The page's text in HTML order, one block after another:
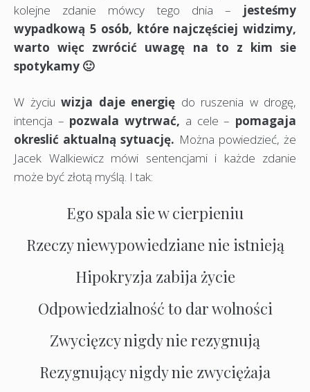
kolejne zdanie mówcy tego dnia – jesteśmy
wypadkową 5 osób, które najczęściej widzimy,
warto więc zwrócić uwagę na to z kim sie
spotykamy 🙂
W życiu wizja daje energię do ruszenia w drogę,
intencja – pozwala wytrwać, a cele – pomagaja
okreslić aktualną sytuację. Można powiedzieć, że
Jacek Walkiewicz mówi sentencjami i każde zdanie
może być złotą myślą. I tak:
Ego spala sie w cierpieniu
Rzeczy niewypowiedziane nie istnieją
Hipokryzja zabija życie
Odpowiedzialność to dar wolności
Zwycięzcy nigdy nie rezygnują
Rezygnujący nigdy nie zwyciężaja